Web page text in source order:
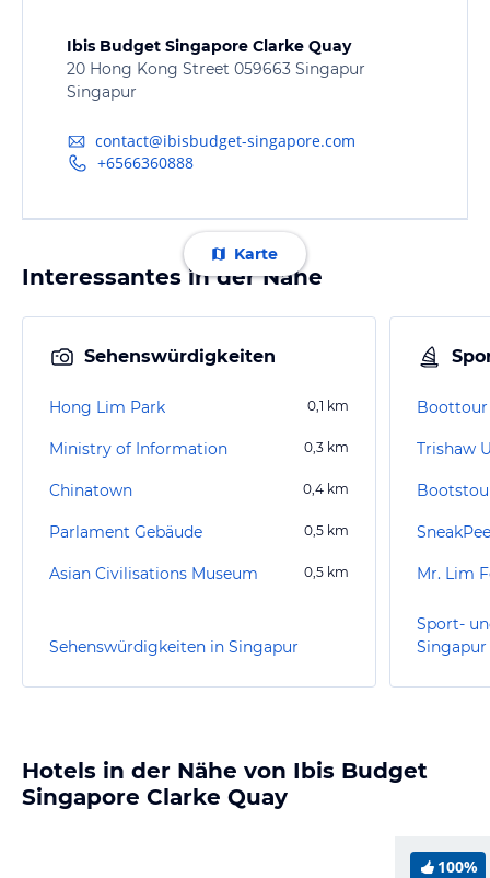
Ibis Budget Singapore Clarke Quay
20 Hong Kong Street 059663 Singapur
Singapur
contact@ibisbudget-singapore.com
+6566360888
Karte
Interessantes in der Nähe
Sehenswürdigkeiten
Hong Lim Park 0,1 km
Ministry of Information 0,3 km
Chinatown 0,4 km
Parlament Gebäude 0,5 km
Asian Civilisations Museum 0,5 km
Sehenswürdigkeiten in Singapur
Boottour
Trishaw
Mr. Lim
Sport-
Singapur
Hotels in der Nähe von Ibis Budget
Singapore Clarke Quay
100%